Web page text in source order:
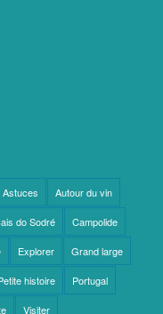
Astuces Autour du vin
do Sodré Campolide
Explorer Grand large
histoire Portugal
Visiter